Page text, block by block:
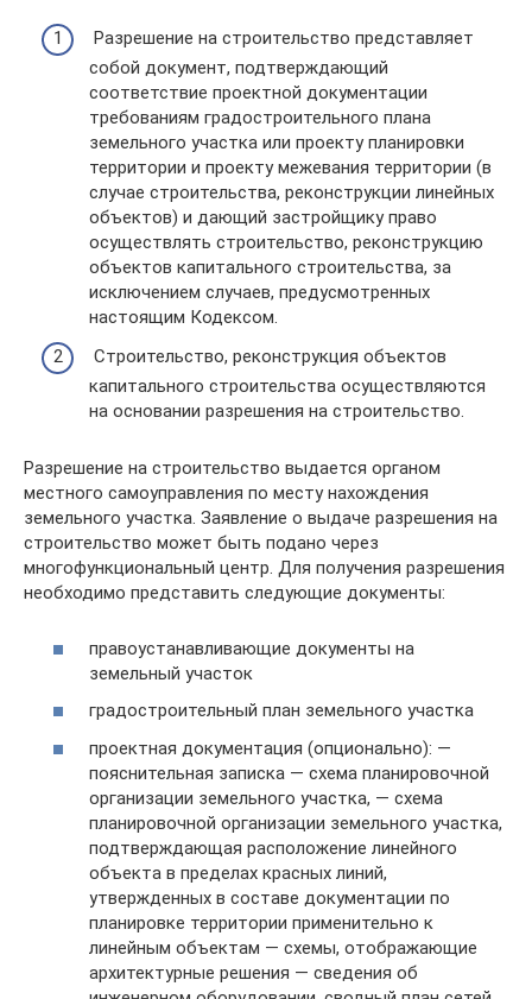
Разрешение на строительство представляет
собой документ, подтверждающий
соответствие проектной документации
требованиям градостроительного плана
земельного участка или проекту планировки
территории и проекту межевания территории (в
случае строительства, реконструкции линейных
объектов) и дающий застройщику право
осуществлять строительство, реконструкцию
объектов капитального строительства, за
исключением случаев, предусмотренных
настоящим Кодексом.
Строительство, реконструкция объектов
капитального строительства осуществляются
на основании разрешения на строительство.
Разрешение на строительство выдается органом
местного самоуправления по месту нахождения
земельного участка. Заявление о выдаче разрешения на
строительство может быть подано через
многофункциональный центр. Для получения разрешения
необходимо представить следующие документы:
правоустанавливающие документы на
земельный участок
градостроительный план земельного участка
проектная документация (опционально): —
пояснительная записка — схема планировочной
организации земельного участка, — схема
планировочной организации земельного участка,
подтверждающая расположение линейного
объекта в пределах красных линий,
утвержденных в составе документации по
планировке территории применительно к
линейным объектам — схемы, отображающие
архитектурные решения — сведения об